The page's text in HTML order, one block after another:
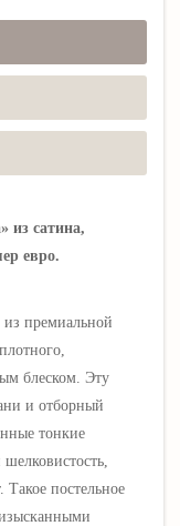
из сатина,
евро.
из премиальной
блеском. Эту
и отборный
тонкие
шелковистость,
Такое постельное
изысканными